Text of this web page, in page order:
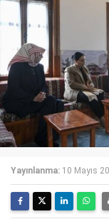
Yayınlanma: 10 Mayıs